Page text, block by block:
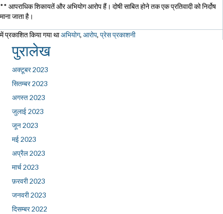
** आपराधिक शिकायतें और अभियोग आरोप हैं। दोषी साबित होने तक एक प्रतिवादी को निर्दोष
माना जाता है।
में प्रकाशित किया गया थाअभियोग, आरोप, प्रेस प्रकाशनी
पुरालेख
अक्टूबर 2023
सितम्बर 2023
अगस्त 2023
जुलाई 2023
जून 2023
मई 2023
अप्रैल 2023
मार्च 2023
फ़रवरी 2023
जनवरी 2023
दिसम्बर 2022